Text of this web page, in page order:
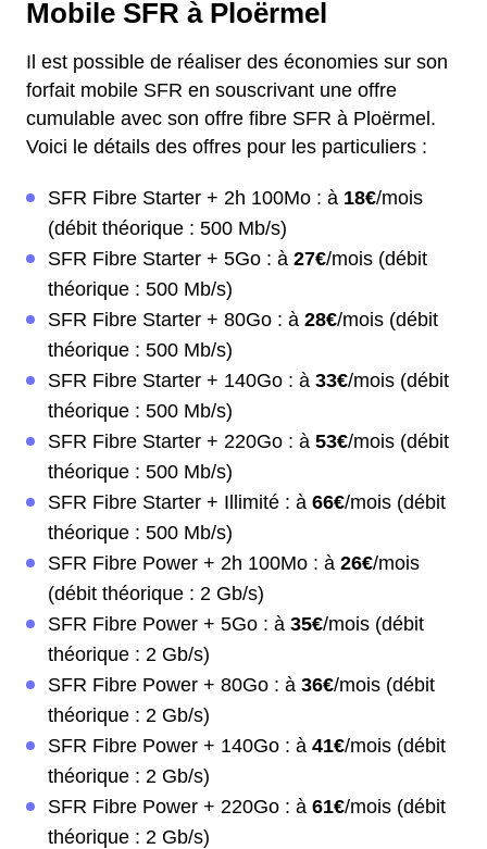
Mobile SFR à Ploërmel
Il est possible de réaliser des économies sur son
forfait mobile SFR en souscrivant une offre
cumulable avec son offre fibre SFR à Ploërmel.
Voici le détails des offres pour les particuliers :
SFR Fibre Starter + 2h 100Mo : à 18€/mois
(débit théorique : 500 Mb/s)
SFR Fibre Starter + 5Go : à 27€/mois (débit
théorique : 500 Mb/s)
SFR Fibre Starter + 80Go : à 28€/mois (débit
théorique : 500 Mb/s)
SFR Fibre Starter + 140Go : à 33€/mois (débit
théorique : 500 Mb/s)
SFR Fibre Starter + 220Go : à 53€/mois (débit
théorique : 500 Mb/s)
SFR Fibre Starter + Illimité : à 66€/mois (débit
théorique : 500 Mb/s)
SFR Fibre Power + 2h 100Mo : à 26€/mois
(débit théorique : 2 Gb/s)
SFR Fibre Power + 5Go : à 35€/mois (débit
théorique : 2 Gb/s)
SFR Fibre Power + 80Go : à 36€/mois (débit
théorique : 2 Gb/s)
SFR Fibre Power + 140Go : à 41€/mois (débit
théorique : 2 Gb/s)
SFR Fibre Power + 220Go : à 61€/mois (débit
théorique : 2 Gb/s)